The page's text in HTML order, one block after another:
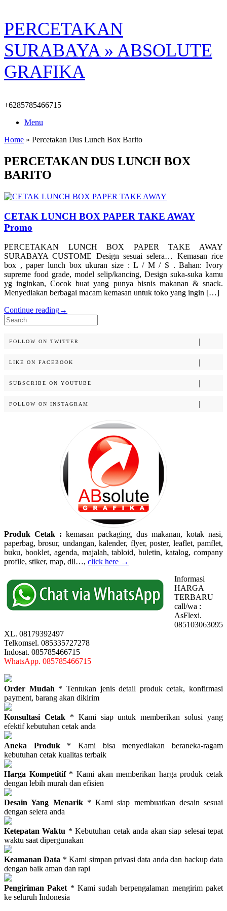
Skip
to
content
PERCETAKAN
SURABAYA » ABSOLUTE
GRAFIKA
+6285785466715
Menu
Home » Percetakan Dus Lunch Box Barito
PERCETAKAN DUS LUNCH BOX
BARITO
CETAK LUNCH BOX PAPER TAKE AWAY
Promo
PERCETAKAN LUNCH BOX PAPER TAKE AWAY
SURABAYA CUSTOME Design sesuai selera… Kemasan rice
box , paper lunch box ukuran size : L / M / S . Bahan: Ivory
supreme food grade, model selip/kancing, Design suka-suka kamu
yg inginkan, Cocok buat yang punya bisnis makanan & snack.
Menyediakan berbagai macam kemasan untuk toko yang ingin […]
Continue reading→
Search
for:
FOLLOW ON TWITTER
LIKE ON FACEBOOK
SUBSCRIBE ON YOUTUBE
FOLLOW ON INSTAGRAM
Produk Cetak : kemasan packaging, dus makanan, kotak nasi,
paperbag, brosur, undangan, kalender, flyer, poster, leaflet, pamflet,
buku, booklet, agenda, majalah, tabloid, buletin, katalog, company
profile, stiker, map, dll…, click here →
Informasi
HARGA
TERBARU
call/wa :
AsFlexi.
085103063095
XL. 08179392497
Telkomsel. 085335727278
Indosat. 085785466715
WhatsApp. 085785466715
Order Mudah * Tentukan jenis detail produk cetak, konfirmasi
payment, barang akan dikirim
Konsultasi Cetak* Kami siap untuk memberikan solusi yang
efektif kebutuhan cetak anda
Aneka Produk * Kami bisa menyediakan beraneka-ragam
kebutuhan cetak kualitas terbaik
Harga Kompetitif* Kami akan memberikan harga produk cetak
dengan lebih murah dan efisien
Desain Yang Menarik* Kami siap membuatkan desain sesuai
dengan selera anda
Ketepatan Waktu * Kebutuhan cetak anda akan siap selesai tepat
waktu saat dipergunakan
Keamanan Data * Kami simpan privasi data anda dan backup data
dengan baik aman dan rapi
Pengiriman Paket * Kami sudah berpengalaman mengirim paket
ke seluruh Indonesia